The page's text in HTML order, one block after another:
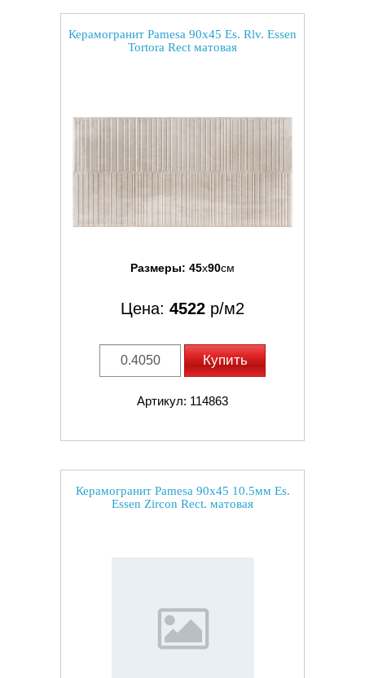
Керамогранит Pamesa 90x45 Es. Rlv. Essen
Tortora Rect матовая
Размеры: 45x90см
Цена: 4522 р/м2
Купить
Артикул: 114863
Керамогранит Pamesa 90x45 10.5мм Es.
Essen Zircon Rect. матовая